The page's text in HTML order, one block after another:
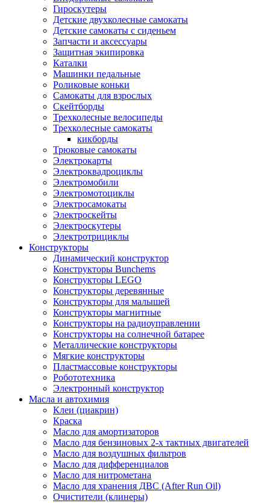
Гироскутеры
Детские двухколесные самокаты
Детские самокаты с сиденьем
Запчасти и аксессуары
Защитная экипировка
Каталки
Машинки педальные
Роликовые коньки
Самокаты для взрослых
Скейтборды
Трехколесные велосипеды
Трехколесные самокаты
кикборды
Трюковые самокаты
Электрокарты
Электроквадроциклы
Электромобили
Электромотоциклы
Электросамокаты
Электроскейты
Электроскутеры
Электротрициклы
Конструкторы
Динамический конструктор
Конструкторы Bunchems
Конструкторы LEGO
Конструкторы деревянные
Конструкторы для малышей
Конструкторы магнитные
Конструкторы на радиоуправлении
Конструкторы на солнечной батарее
Металлические конструкторы
Мягкие конструкторы
Пластмассовые конструкторы
Робототехника
Электронный конструктор
Масла и автохимия
Клеи (циакрин)
Краска
Масло для амортизаторов
Масло для бензиновых 2-х тактных двигателей
Масло для воздушных фильтров
Масло для дифференциалов
Масло для нитрометана
Масло для хранения ДВС (After Run Oil)
Очистители (клинеры)